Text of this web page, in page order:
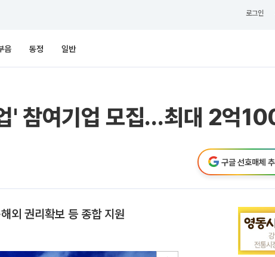
로그인
음 동정 일반
' 참여기업 모집…최대 2억
구글 선호매체
외 권리확보 등 종합 지원